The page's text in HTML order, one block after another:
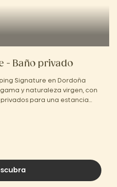
- Baño privado
Signature en Dordoña
y naturaleza virgen, con
para una estancia